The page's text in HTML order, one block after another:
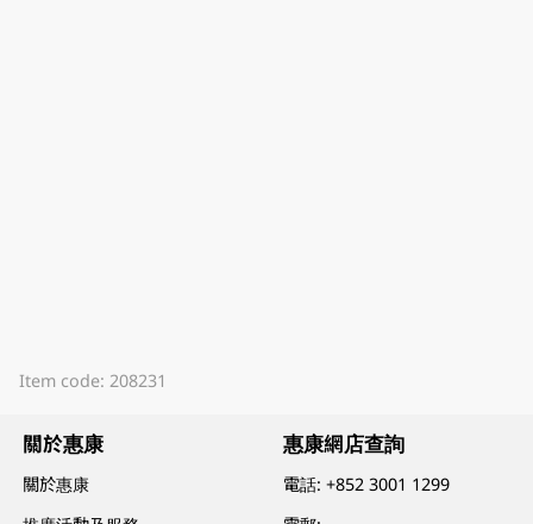
Item code: 208231
關於惠康
關於惠康
惠康網店查詢
電話:+852 3001 1299